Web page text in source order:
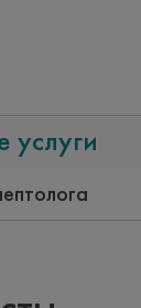
услуги